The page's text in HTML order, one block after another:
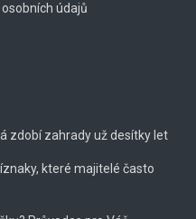
údajů
zdobí zahrady už desítky let
které majitelé často